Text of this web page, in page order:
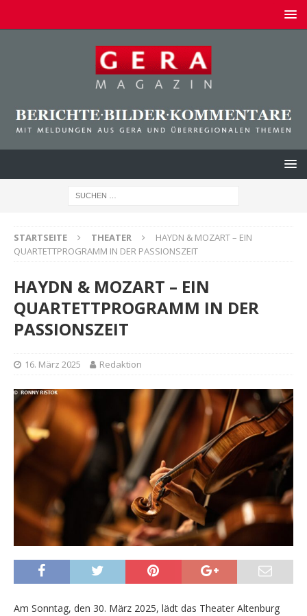
STARTSEITE THEATER
HAYDN & MOZART – EIN
QUARTETTPROGRAMM IN DER PASSIONSZEIT
HAYDN & MOZART – EIN
QUARTETTPROGRAMM IN DER
PASSIONSZEIT
16. März 2025 Redaktion
Am Sonntag, den 30. März 2025, lädt das Theater Altenburg